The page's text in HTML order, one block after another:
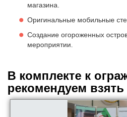
магазина.
Оригинальные мобильные
Создание огороженных
мероприятии.
В комплекте к
рекомендуем